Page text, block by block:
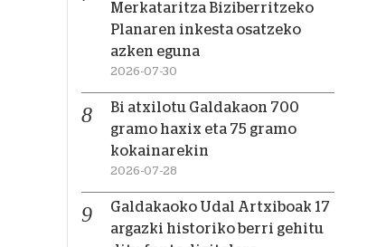
Merkataritza Biziberritzeko
Planaren inkesta osatzeko
azken eguna
2026-07-30
Bi atxilotu Galdakaon 700
gramo haxix eta 75 gramo
kokainarekin
2026-07-28
Galdakaoko Udal Artxiboak 17
argazki historiko berri gehitu